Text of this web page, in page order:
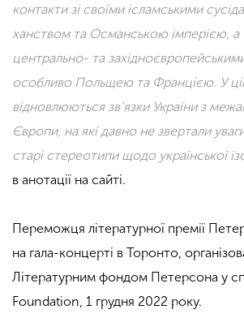
контакти зі своїми ісламськими
ханством та Османською імперією, а
центрально- та
особливо Польщею та Францією. У
відновлюються зв’язки України з
Європи, на які давно не звертали
старі стереотипи щодо української
в анотації на сайті.
Переможця літературної премії
на гала-концерті в Торонто,
Літературним фондом Петерсона у
Foundation, 1 грудня 2022 року.